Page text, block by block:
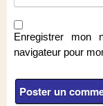
Enregistrer
navigateur pour